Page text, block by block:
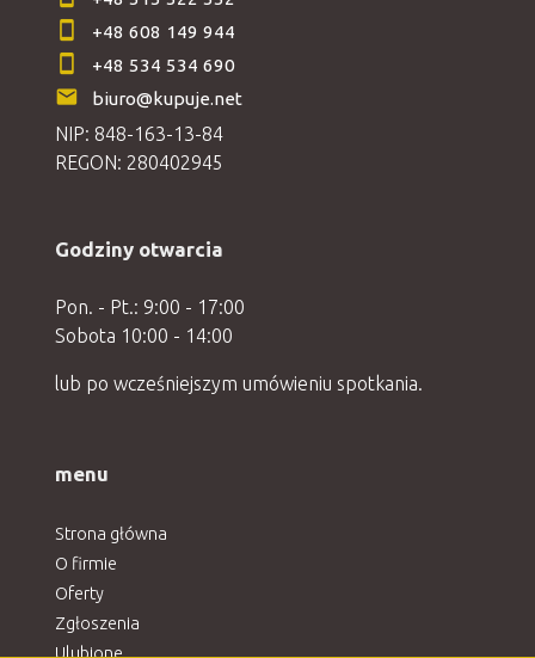
+48 608 149 944
+48 534 534 690
biuro@kupuje.net
NIP: 848-163-13-84
REGON: 280402945
Godziny otwarcia
Pon. - Pt.: 9:00 - 17:00
Sobota 10:00 - 14:00
lub po wcześniejszym umówieniu spotkania.
menu
Strona główna
O firmie
Oferty
Zgłoszenia
Ulubione